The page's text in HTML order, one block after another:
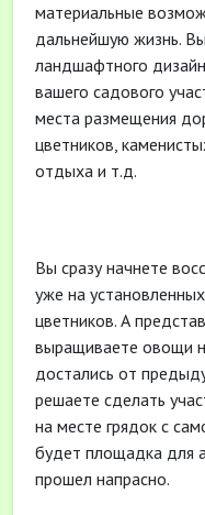
материальные
дальнейшую жизнь.
ландшафтного
вашего садового
места размещения
цветников,
отдыха и т.д.
Вы сразу начнете
уже на
цветников. А
выращиваете овощи
достались от
решаете сделать
на месте грядок с
будет площадка для
прошел напрасно.